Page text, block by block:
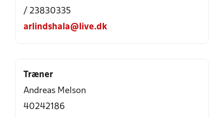
/ 23830335
arlindshala@live.dk
Træner
Andreas Melson
40242186